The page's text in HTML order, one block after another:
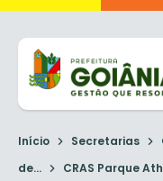
Início Secretarias
de...
CRAS Parque